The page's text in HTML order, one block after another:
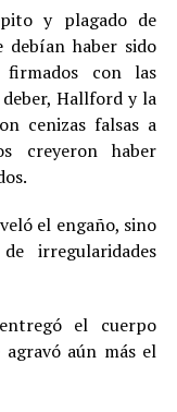
y plagado de
debían haber sido
firmados con las
Hallford y la
cenizas falsas a
creyeron haber
el engaño, sino
irregularidades
el cuerpo
aún más el